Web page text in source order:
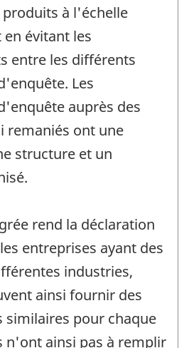
à l'échelle
évitant les
entre les différents
Les
auprès des
remaniés ont une
structure et un
rend la déclaration
entreprises ayant des
industries,
ainsi fournir des
similaires pour chaque
n'ont ainsi pas à remplir